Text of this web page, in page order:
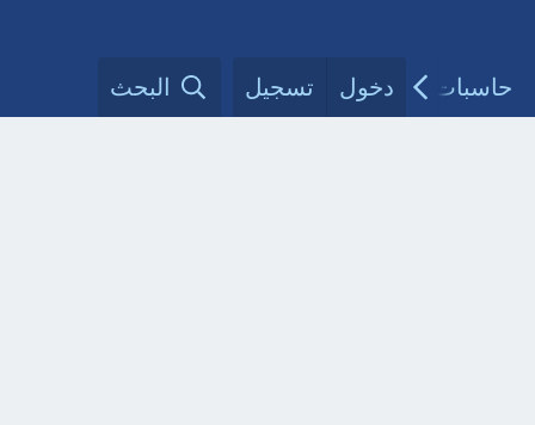
حاسبات طبية مقالات الأطباءدخول تسجيل البحث